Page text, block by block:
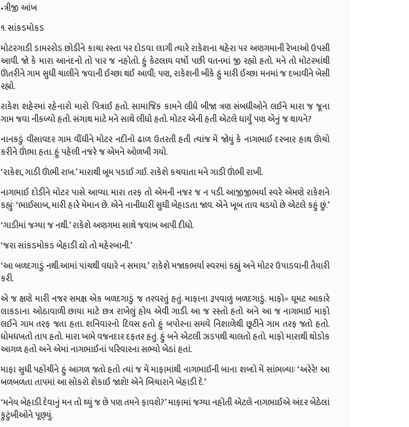
•ત્રીજી આંખ
૧. સાંકડમોકડ
મોટરગાડી ડામરરોડ છોડીને કાચા રસ્તા પર દોડવા લાગી ત્યારે રાકેશના ચહેરા પર અણગમાની રેખાઓ ઉપસી
આવી. જો કે મારા આનંદનો તો પાર જ નહોતો. હું કેટલાય વર્ષો પછી વતનમાં જી રહ્યો હતો. મને તો મોટરમાંથી
ઊંતરીને ગામ સુધી ચાલીને જવાની ઈચ્છા થઈ આવી; પણ, રાકેશની બીકે હું મારી ઈચ્છા મનમાં જ દબાવીને બેસી
રહ્યો.
રાકેશ શહેરમાં રહેનારો મારો પિત્રાઈ હતો. સામાજિક કામને લીધે બીજા ત્રણ સંબધીઓને લઈને મારા જ જૂના
ગામ જવા નીકળ્યો હતો. સંગાથ માટે મને સાથે લીધો હતો. મોટર એની હતી એટલે ધાર્યું પણ એનું જ થાયને?
નાનકડું વીસાવદર ગામ વીંધીને મોટર નદીનો ઢાળ ઉતરતી હતી ત્યાંજ મેં જોયું કે નાગભાઈ દરબાર હાથ ઊંંચો
કરીને ઊંભા હતા. હું પહેલી નજરે જ એમને ઓળખી ગયો.
‘રાકેશ, ગાડી ઊંભી રાખ.’ મારાથી બૂમ પડાઈ ગઈ. રાકેશે કચવાતા મને ગાડી ઊંભી રાખી.
નાગભાઈ દોડીને મોટર પાસે આવ્યા. મારા તરફ તો એમની નજર જ ન પડી. આજીજીભર્યા સ્વરે એમણે રાકેશને
કહ્યુંઃ ‘ભાઈસાબ, મારી હારે મેમાન છે. એને નાનીધારી સુધી બેહાડતા જાવ. એને ખૂબ તાવ ચડયો છે એટલે કહું છું.’
‘ગાડીમાં જગ્યા જ નથી.’ રાકેશે અણગમા સાથે જવાબ આપી દીધો.
‘જરા સાંકડમોકડ બેહાડી દ્યો તો મહેરબાની.’
‘આ બળદગાડું નથી.આમાં પાંચથી વધારે ન સમાય.’ રાકેશે મજાકભર્યા સ્વરમાં કહ્યું અને મોટર ઉપાડવાની તૈયારી
કરી.
એ જ ક્ષણે મારી નજર સમક્ષ એક બળદગાડું જ તરવરતું હતું. માફાના રૂપવાળું બળદગાડું. માફો= ઘૂમટ આકારે
લાકડાના ઓઠાવાળી છાયા માટે છત્ર રાખેલું હોય એવી ગાડી. આ જ રસ્તો હતો અને આ જ નાગભાઈ માફો
લઈને ગામ તરફ જતા હતા. શનિવારનો દિવસ હતો હું બપોરના સમયે નિશાળેથી છૂટીને ગામ તરફ જતો હતો.
ધોમધખતો તાપ હતો. મારા ખભે વજનદાર દફતર હતું. હું બને એટલી ઝડપથી ચાલતો હતો. માફો મારાથી થોડોક
આગળ હતો અને એમાં નાગભાઈનાં પરિવારના સભ્યો બેઠાં હતાં.
માફા સુધી પહોંચીને હું આગળ જતો હતો ત્યાં જ મેં માફામાંથી નાગભાઈની બાના શબ્દો મેં સાંભળ્યાઃ ‘અરેરે! આ
બળબળતા તાપમાં આ સોકરો શેકાઈ જાશે! એને બિચારાને બેહાડી દે.’
‘મનેય બેહાડી દેવાનું મન તો થ્યું જ છે પણ તમને ફાવશે?’ માફામાં જગ્યા નહોતી એટલે નાગભાઈએ અંદર બેઠેલાં
કુટુંબીઓને પૂછ્‌યું.